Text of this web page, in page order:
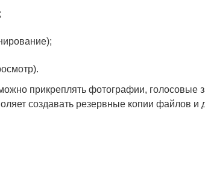
прикреплять фотографии, голосовые
создавать резервные копии файлов